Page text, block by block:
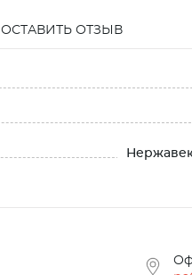
ОСТАВИТЬ ОТЗЫВ